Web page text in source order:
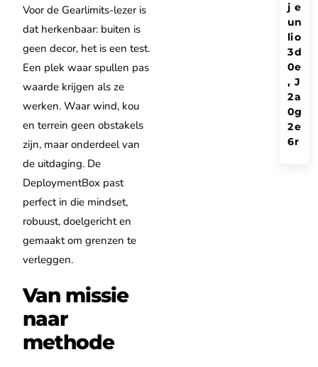
Voor de Gearlimits-lezer is
dat herkenbaar: buiten is
geen decor, het is een test.
Een plek waar spullen pas
waarde krijgen als ze
werken. Waar wind, kou
en terrein geen obstakels
zijn, maar onderdeel van
de uitdaging. De
DeploymentBox past
perfect in die mindset,
robuust, doelgericht en
gemaakt om grenzen te
verleggen.
Van missie
naar
methode
e
n
o
d
e
J
a
g
e
r
j
u
li
3
0
,
2
0
2
6